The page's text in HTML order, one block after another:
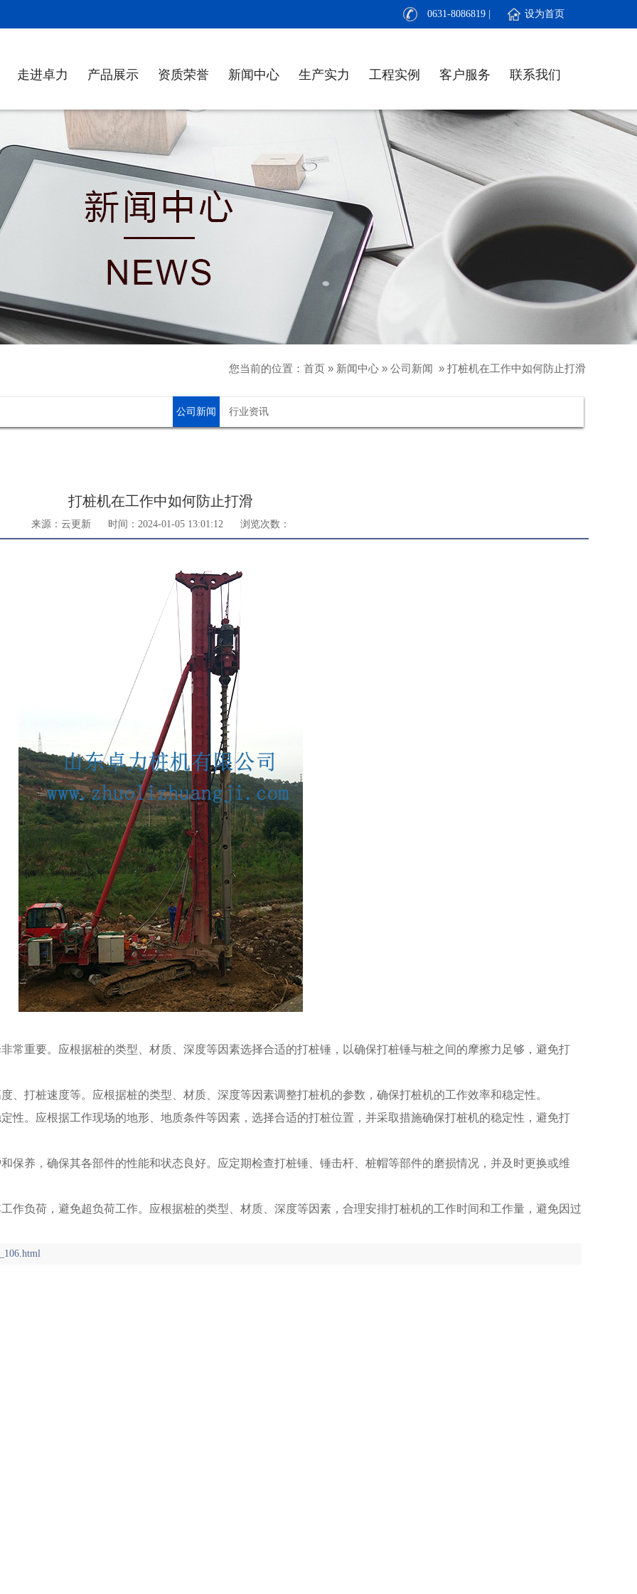
0631-8086819 | 设为首页
走进卓力 产品展示 资质荣誉 新闻中心 生产实力 工程实例 客户服务 联系我们
您当前的位置： 首页 » 新闻中心 » 公司新闻 » 打桩机在工作中如何防止打滑
公司新闻 行业资讯
打桩机在工作中如何防止打滑
来源：云更新 时间：2024-01-05 13:01:12 浏览次数：
常重要。应根据桩的类型、材质、深度等因素选择合适的打桩锤，以确保打桩锤与桩之间的摩擦力足够，避免打
、打桩速度等。应根据桩的类型、材质、深度等因素调整打桩机的参数，确保打桩机的工作效率和稳定性。
性。应根据工作现场的地形、地质条件等因素，选择合适的打桩位置，并采取措施确保打桩机的稳定性，避免打
保养，确保其各部件的性能和状态良好。应定期检查打桩锤、锤击杆、桩帽等部件的磨损情况，并及时更换或维
作负荷，避免超负荷工作。应根据桩的类型、材质、深度等因素，合理安排打桩机的工作时间和工作量，避免因过